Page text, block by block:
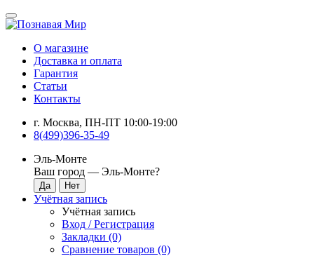
О магазине
Доставка и оплата
Гарантия
Статьи
Контакты
г. Москва, ПН-ПТ 10:00-19:00
8(499)396-35-49
Эль-Монте
Ваш город — Эль-Монте?
Учётная запись
Учётная запись
Вход / Регистрация
Закладки (0)
Сравнение товаров (0)